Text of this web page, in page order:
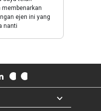
membenarkan
ejen ini yang
nanti